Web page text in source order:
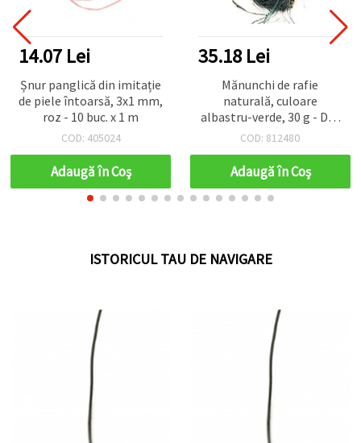
35.18 Lei
Mănunchi de rafie
naturală, culoare
albastru-verde, 30 g - DIY,
craft, decorațiuni,
împachetare cadouri
COD: 812480
Adaugă în Coş
12.06 Lei
Cabochonuri drăguțe din
lemn, model albinuță,
29x27x3 mm – perfecte
pentru craft,
decorațiuni DIY, set 10 buc.
COD: 122662
Adaugă în Coş
ISTORICUL TAU DE NAVIGARE